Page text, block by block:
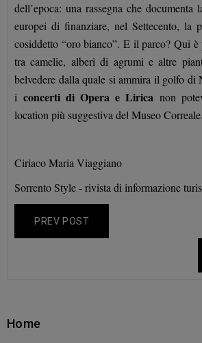
dell’epoca: una rassegna che documenta
europei di finanziare, nel Settecento, la
cosiddetto “oro bianco”. E il parco? Qui è
tra camelie, alberi di agrumi e altre
belvedere dalla quale si ammira il golfo di
i concerti di Opera e Lirica non
location più suggestiva del Museo Correale.
Ciriaco Maria Viaggiano
Sorrento Style - rivista di informazione
PREV POST
Home